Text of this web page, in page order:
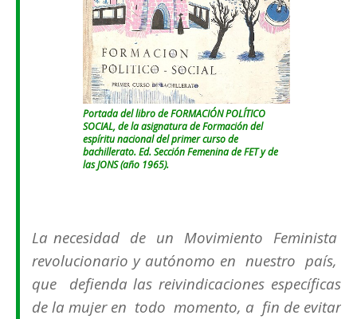
Portada del libro de FORMACIÓN POLÍTICO
SOCIAL, de la asignatura de Formación del
espíritu nacional del primer curso de
bachillerato. Ed. Sección Femenina de FET y de
las JONS (año 1965).
La necesidad de un Movimiento Feminista
revolucionario y autónomo en nuestro país,
que defienda las reivindicaciones específicas
de la mujer en todo momento, a fin de evitar